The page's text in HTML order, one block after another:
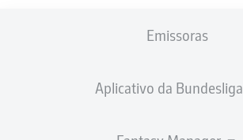
Emissoras
Aplicativo da Bundesliga